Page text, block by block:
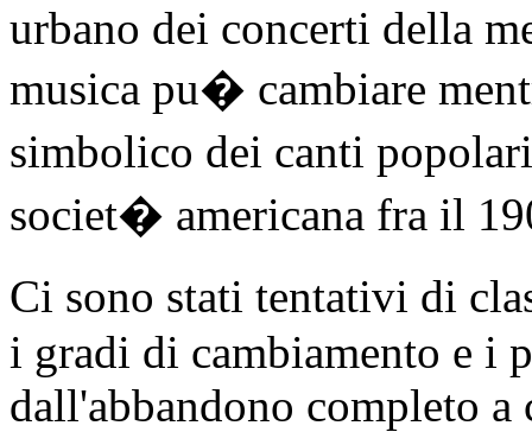
urbano dei concerti della
musica pu� cambiare
simbolico dei canti
societ� americana fra il
Ci sono stati tentativi di
i gradi di cambiamento e i
dall'abbandono completo